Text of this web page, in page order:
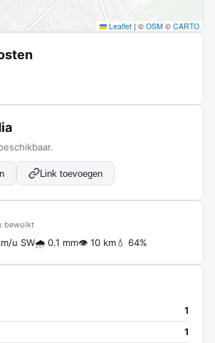
Leaflet | © OSM © CARTO
Link toevoegen
bewolkt
u SW🌧 0.1 mm👁 10 km💧 64%
1
1